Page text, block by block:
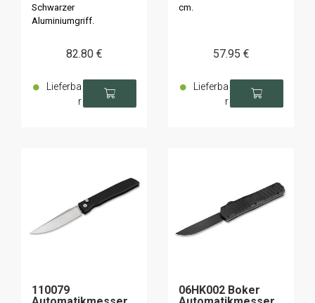
Schwarzer
Aluminiumgriff.
82.80 €
Lieferba
r
cm.
57.95 €
Lieferba
r
110079
06HK002 Boker